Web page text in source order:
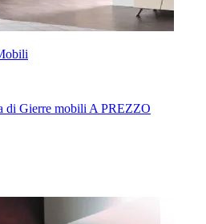
di Gierre mobili A PREZZO